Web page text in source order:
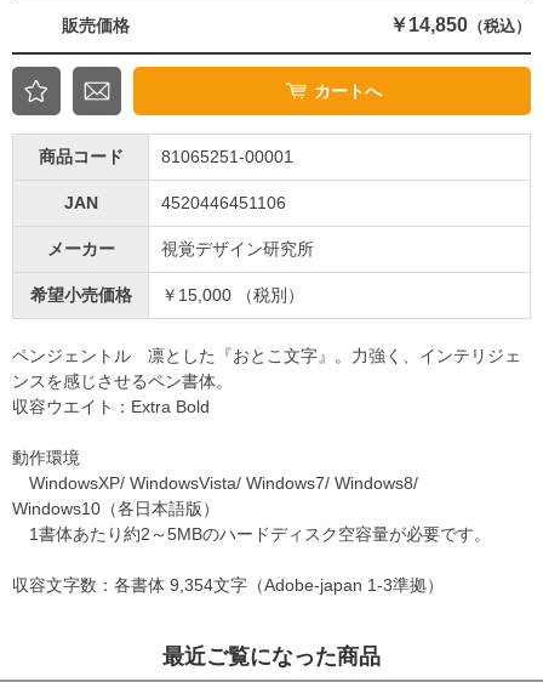
販売価格 ￥14,850 （税込）
カートへ
商品コード 81065251-00001
JAN 4520446451106
メーカー 視覚デザイン研究所
希望小売価格 ￥15,000 （税別）
ペンジェントル 凛とした『おとこ文字』。力強く、インテリジェ
ンスを感じさせるペン書体。
収容ウエイト：Extra Bold
動作環境
WindowsXP/ WindowsVista/ Windows7/ Windows8/
Windows10（各日本語版）
1書体あたり約2～5MBのハードディスク空容量が必要です。
収容文字数：各書体 9,354文字（Adobe-japan 1-3準拠）
最近ご覧になった商品